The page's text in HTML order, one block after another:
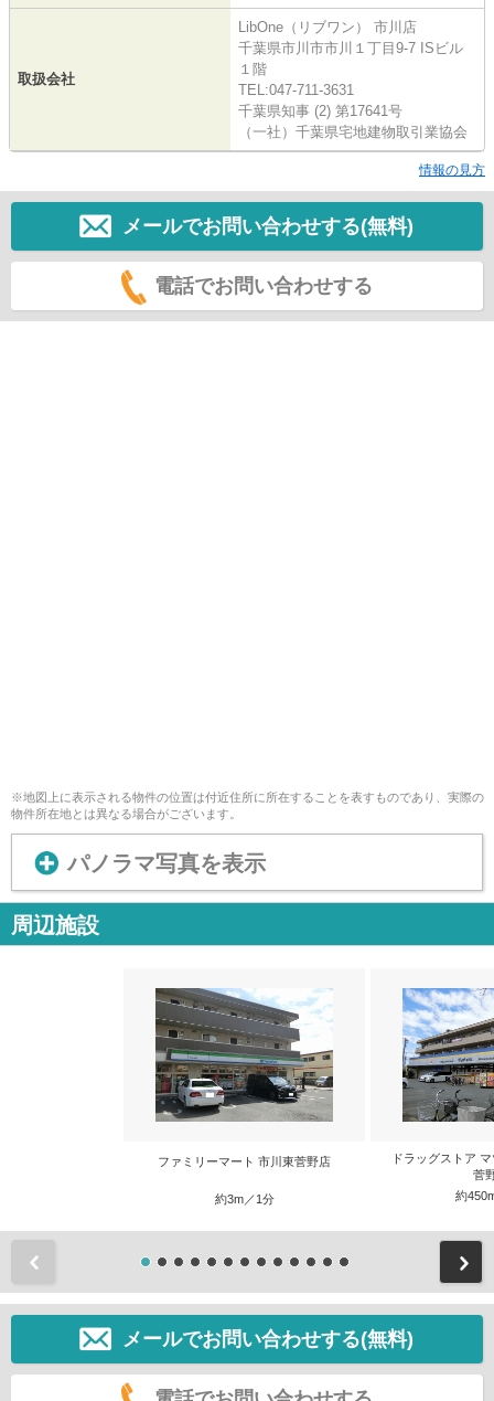
取扱会社
LibOne（リブワン） 市川店
千葉県市川市市川１丁目9-7 ISビル
１階
TEL:047-711-3631
千葉県知事 (2) 第17641号
（一社）千葉県宅地建物取引業協会
情報の見方
メールでお問い合わせする(無料)
電話でお問い合わせする
※地図上に表示される物件の位置は付近住所に所在することを表すものであり、実際の
物件所在地とは異なる場合がございます。
パノラマ写真を表示
周辺施設
ファミリーマート 市川東菅野店
約3m／1分
ドラッグストア
菅
約
メールでお問い合わせする(無料)